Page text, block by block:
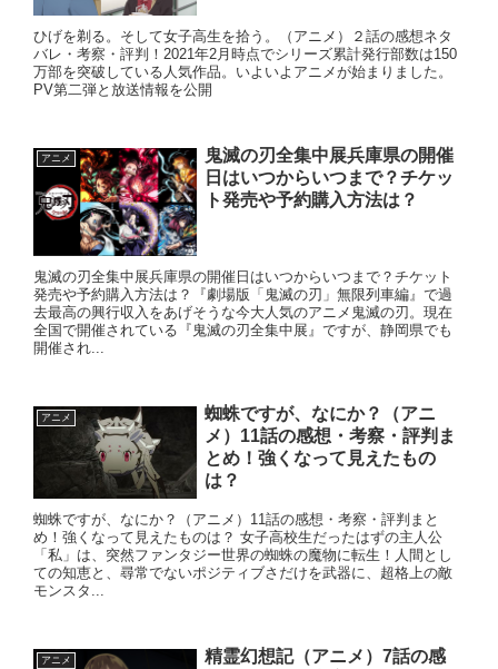
ひげを剃る。そして女子高生を拾う。（アニメ）２話の感想ネタ
バレ・考察・評判！2021年2月時点でシリーズ累計発行部数は150
万部を突破している人気作品。いよいよアニメが始まりました。
PV第二弾と放送情報を公開
アニメ
鬼滅の刃全集中展兵庫県の開催
日はいつからいつまで？チケッ
ト発売や予約購入方法は？
鬼滅の刃全集中展兵庫県の開催日はいつからいつまで？チケット
発売や予約購入方法は？『劇場版「鬼滅の刃」無限列車編』で過
去最高の興行収入をあげそうな今大人気のアニメ鬼滅の刃。現在
全国で開催されている『鬼滅の刃全集中展』ですが、静岡県でも
開催され...
アニメ
蜘蛛ですが、なにか？（アニ
メ）11話の感想・考察・評判ま
とめ！強くなって見えたもの
は？
蜘蛛ですが、なにか？（アニメ）11話の感想・考察・評判まと
め！強くなって見えたものは？ 女子高校生だったはずの主人公
「私」は、突然ファンタジー世界の蜘蛛の魔物に転生！人間とし
ての知恵と、尋常でないポジティブさだけを武器に、超格上の敵
モンスタ...
アニメ
精霊幻想記（アニメ）7話の感